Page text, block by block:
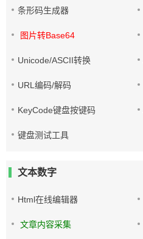
条形码生成器
图片转Base64
Unicode/ASCII转换
URL编码/解码
KeyCode键盘按键码
键盘测试工具
文本数字
Html在线编辑器
文章内容采集